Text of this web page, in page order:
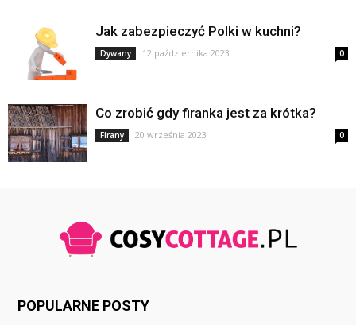
Jak zabezpieczyć Polki w kuchni?
Dywany 12 października 2023 0
Co zrobić gdy firanka jest za krótka?
Firany 20 września 2023 0
POPULARNE POSTY